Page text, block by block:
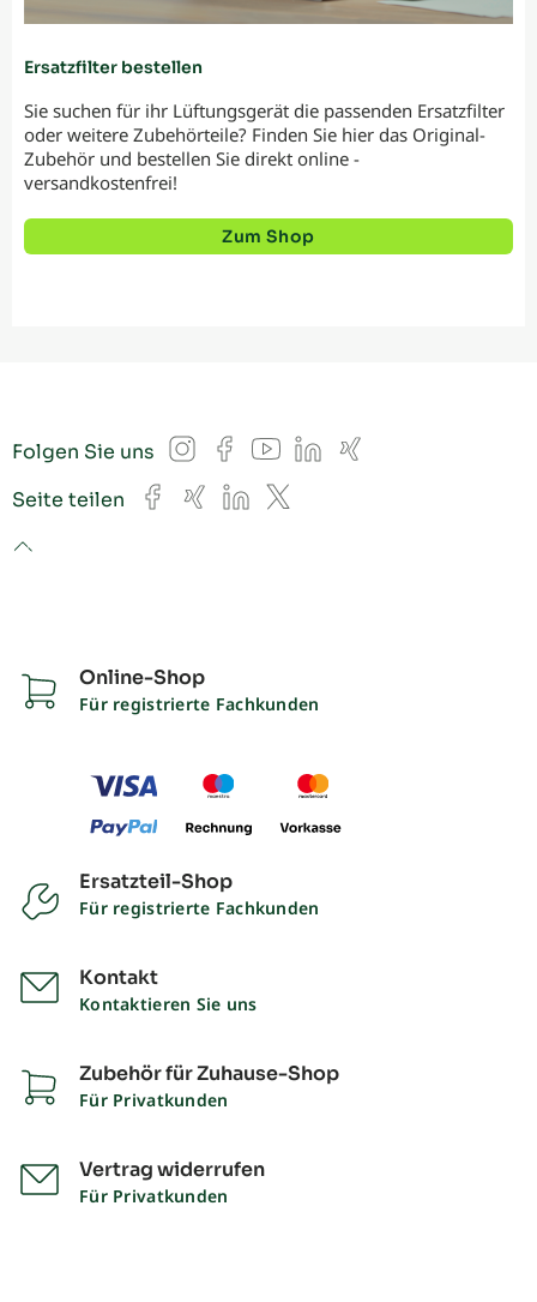
Ersatzfilter bestellen
Sie suchen für ihr Lüftungsgerät die passenden Ersatzfilter
oder weitere Zubehörteile? Finden Sie hier das Original-
Zubehör und bestellen Sie direkt online -
versandkostenfrei!
Zum Shop
Folgen Sie uns Instagram
Facebook
YouTube
LinkedIn
Xing
Seite teilen Facebook
XingLinkedIn
X
to top
Online-Shop
Für registrierte Fachkunden
Ersatzteil-Shop
Für registrierte Fachkunden
Kontakt
Kontaktieren Sie uns
Zubehör für Zuhause-Shop
Für Privatkunden
Vertrag widerrufen
Für Privatkunden